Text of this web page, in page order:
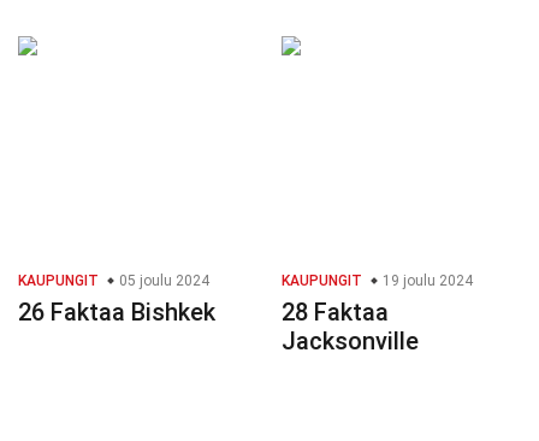
KAUPUNGIT 05 joulu 2024
26 Faktaa Bishkek
KAUPUNGIT 19 joulu 2024
28 Faktaa
Jacksonville